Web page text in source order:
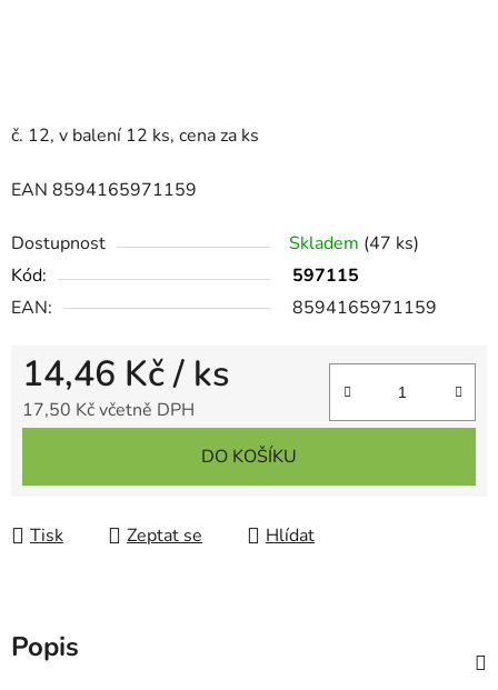
č. 12, v balení 12 ks, cena za ks
EAN 8594165971159
Dostupnost Skladem (47 ks)
Kód:
597115
EAN:
8594165971159
14,46 Kč/ ks
17,50 Kč včetně DPH
DO KOŠÍKU
Tisk Zeptat se Hlídat
Popis